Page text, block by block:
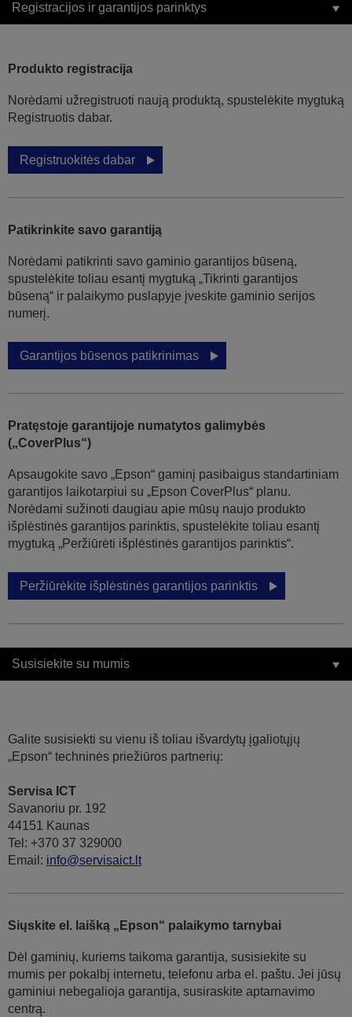
Registracijos ir garantijos parinktys
Produkto registracija
Norėdami užregistruoti naują produktą, spustelėkite mygtuką
Registruotis dabar.
Registruokitės dabar
Patikrinkite savo garantiją
Norėdami patikrinti savo gaminio garantijos būseną,
spustelėkite toliau esantį mygtuką „Tikrinti garantijos
būseną“ ir palaikymo puslapyje įveskite gaminio serijos
numerį.
Garantijos būsenos patikrinimas
Pratęstoje garantijoje numatytos galimybės
(„CoverPlus“)
Apsaugokite savo „Epson“ gaminį pasibaigus standartiniam
garantijos laikotarpiui su „Epson CoverPlus“ planu.
Norėdami sužinoti daugiau apie mūsų naujo produkto
išplėstinės garantijos parinktis, spustelėkite toliau esantį
mygtuką „Peržiūrėti išplėstinės garantijos parinktis“.
Peržiūrėkite išplėstinės garantijos parinktis
Susisiekite su mumis
Galite susisiekti su vienu iš toliau išvardytų įgaliotųjų
„Epson“ techninės priežiūros partnerių:
Servisa ICT
Savanoriu pr. 192
44151 Kaunas
Tel: +370 37 329000
Email: info@servisaict.lt
Siųskite el. laišką „Epson“ palaikymo tarnybai
Dėl gaminių, kuriems taikoma garantija, susisiekite su
mumis per pokalbį internetu, telefonu arba el. paštu. Jei jūsų
gaminiui nebegalioja garantija, susiraskite aptarnavimo
centrą.